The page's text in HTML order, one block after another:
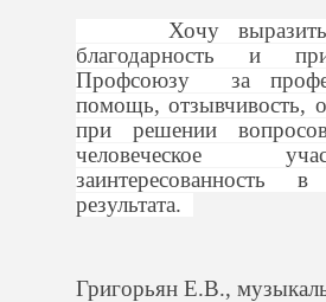
Хочу выразить
благодарность и
Профсоюзу за
помощь, отзывчивость,
при решении
человеческое
заинтересованность
результата.
Григорьян Е.В.,